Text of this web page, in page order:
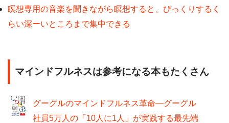
瞑想専用の音楽を聞きながら瞑想すると、びっくりするく
らい深ーいところまで集中できる
マインドフルネスは参考になる本もたくさん
グーグルのマインドフルネス革命―グーグル
社員5万人の「10人に1人」が実践する最先端